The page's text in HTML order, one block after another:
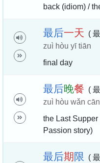
back (idiom) /
最后一天 (
zuì hòu yī tiān
final day
最后晚餐 (
zuì hòu wǎn cān
the Last Supper
Passion story)
最后期限
(